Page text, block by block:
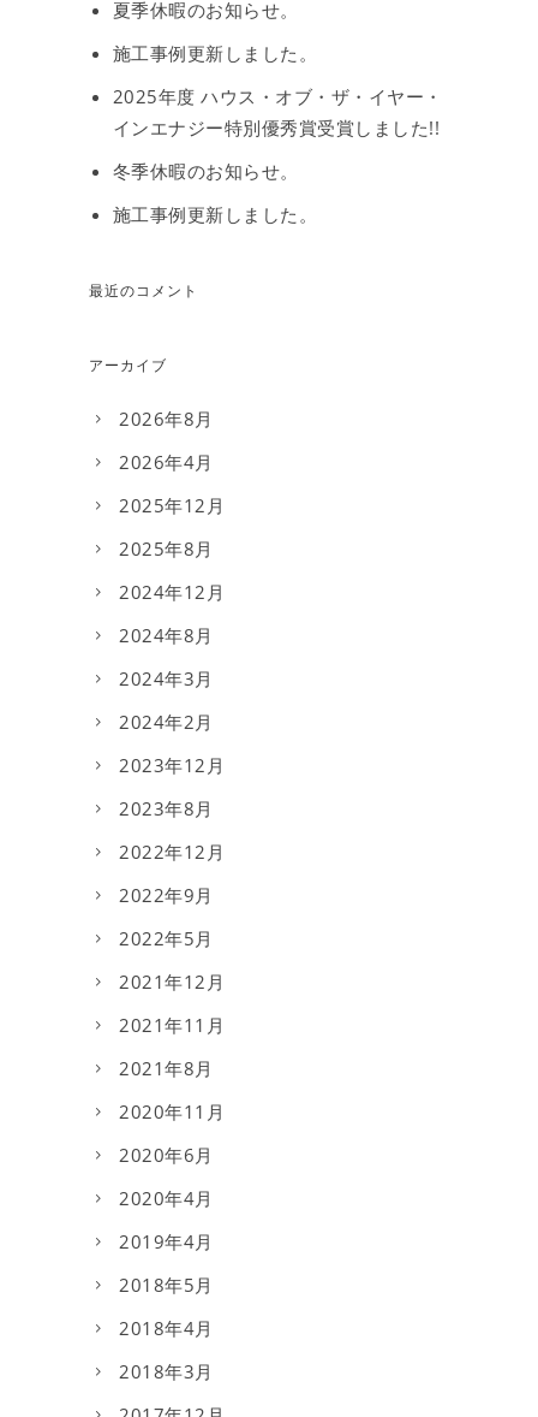
夏季休暇のお知らせ。
施工事例更新しました。
2025年度 ハウス・オブ・ザ・イヤー・
インエナジー特別優秀賞受賞しました!!
冬季休暇のお知らせ。
施工事例更新しました。
最近のコメント
アーカイブ
2026年8月
2026年4月
2025年12月
2025年8月
2024年12月
2024年8月
2024年3月
2024年2月
2023年12月
2023年8月
2022年12月
2022年9月
2022年5月
2021年12月
2021年11月
2021年8月
2020年11月
2020年6月
2020年4月
2019年4月
2018年5月
2018年4月
2018年3月